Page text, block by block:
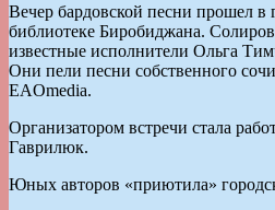
Вечер бардовской песни прошел в
библиотеке Биробиджана.
известные исполнители Ольга
Они пели песни собственного
EAOmedia.
Организатором встречи стала
Гаврилюк.
Юных авторов «приютила»